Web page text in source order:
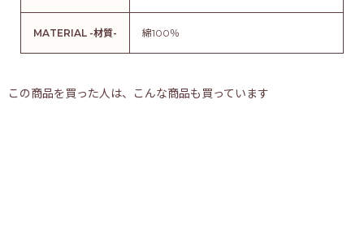
MATERIAL -材質- 綿100％
この商品を買った人は、こんな商品も買っています